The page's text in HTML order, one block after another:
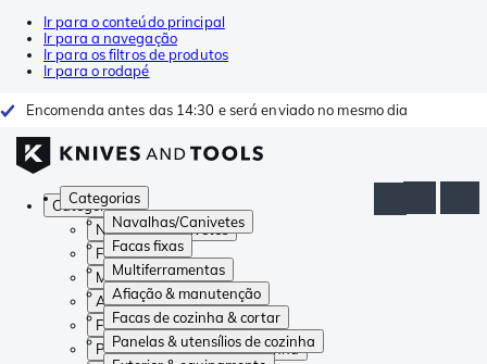
Ir para o conteúdo principal
Ir para a navegação
Ir para os filtros de produtos
Ir para o rodapé
Encomenda antes das 14:30 e será enviado no mesmo dia
Categorias
Navalhas/Canivetes
Facas fixas
Multiferramentas
Afiação & manutenção
Facas de cozinha & cortar
Panelas & utensílios de cozinha
Categorias
Navalhas/Canivetes
Facas fixas
Multiferramentas
Afiação & manutenção
Facas de cozinha & cortar
Panelas & utensílios de cozinha